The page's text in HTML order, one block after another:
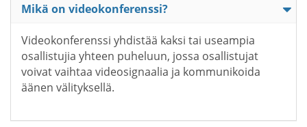
Mikä on videokonferenssi?
Videokonferenssi yhdistää kaksi tai useampia
osallistujia yhteen puheluun, jossa osallistujat
voivat vaihtaa videosignaalia ja kommunikoida
äänen välityksellä.